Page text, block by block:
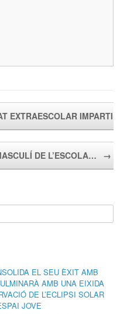
EXTRAESCOLAR IMPARTIDA
DE L’ESCOLA… →
EL SEU ÈXIT AMB
AMB UNA EIXIDA
DE L’ECLIPSI SOLAR
JOVE